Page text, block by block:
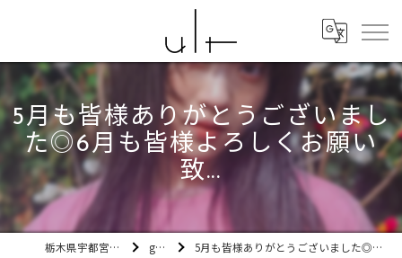
5月も皆様ありがとうございまし
た◎6月も皆様よろしくお願い
致...
栃木県宇都宮市の美容室ult gallery 5月も皆様ありがとうございました◎6月も皆様よろしくお願い致...